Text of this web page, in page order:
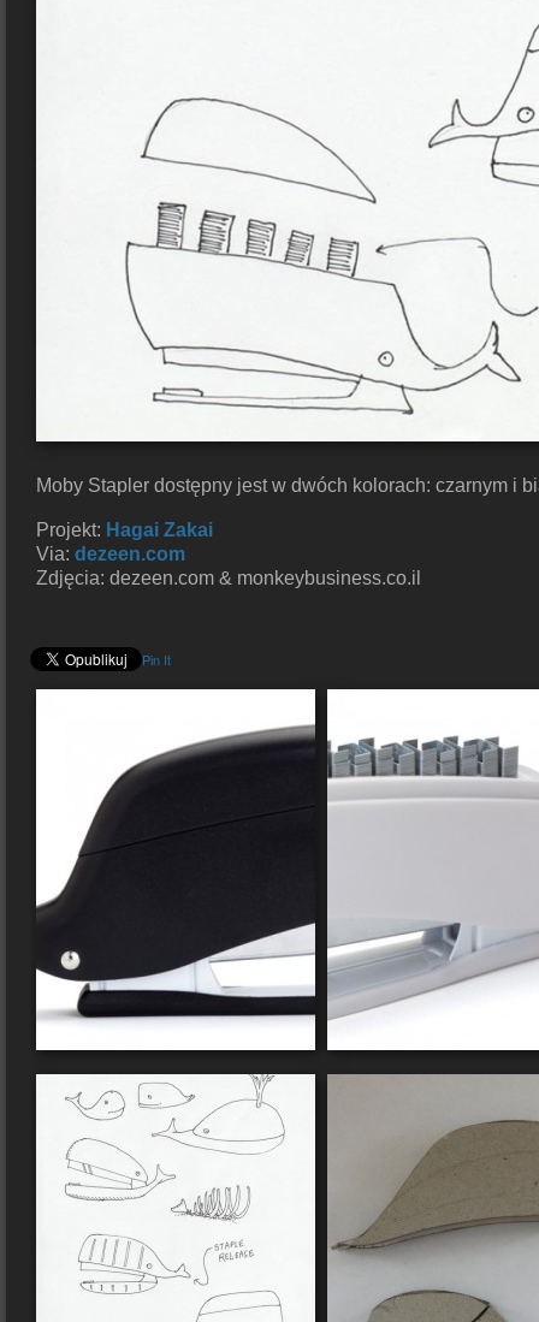
Moby Stapler dostępny jest w dwóch kolorach: czarnym i
Projekt: Hagai Zakai
Via: dezeen.com
Zdjęcia: dezeen.com & monkeybusiness.co.il
Pin It